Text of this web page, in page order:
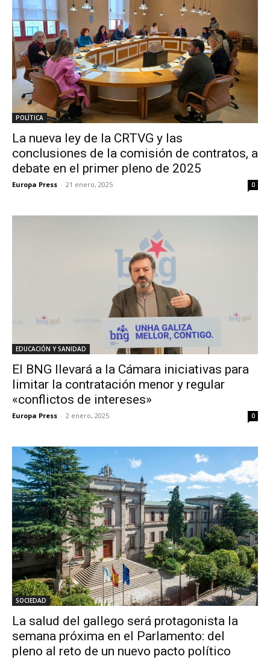
POLÍTICA
La nueva ley de la CRTVG y las
conclusiones de la comisión de contratos, a
debate en el primer pleno de 2025
Europa Press - 21 enero, 2025 0
EDUCACIÓN Y SANIDAD
El BNG llevará a la Cámara iniciativas para
limitar la contratación menor y regular
«conflictos de intereses»
Europa Press - 2 enero, 2025 0
SOCIEDAD
La salud del gallego será protagonista la
semana próxima en el Parlamento: del
pleno al reto de un nuevo pacto político